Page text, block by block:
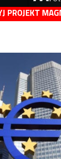
PROJEKT